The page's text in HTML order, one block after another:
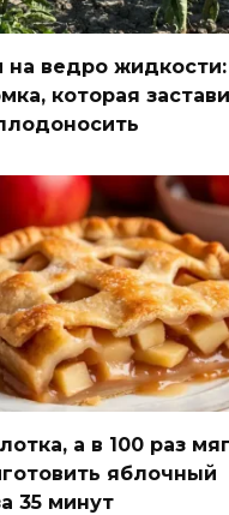
на ведро жидкости:
которая
а в 100 раз
яблочный
35 минут